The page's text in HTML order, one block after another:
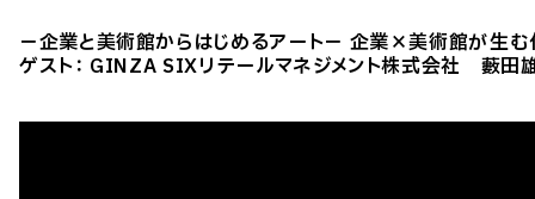
－企業と美術館からはじめるアート－ 企業×美術館が生
ゲスト： GINZA SIXリテールマネジメント株式会社 藪田